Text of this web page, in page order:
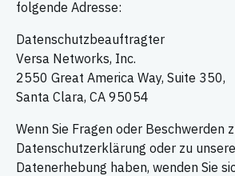
folgende Adresse:
Datenschutzbeauftragter
Versa Networks, Inc.
2550 Great America Way, Suite 350,
Santa Clara, CA 95054
Wenn Sie Fragen oder Beschwerden
Datenschutzerklärung oder zu
Datenerhebung haben, wenden Sie